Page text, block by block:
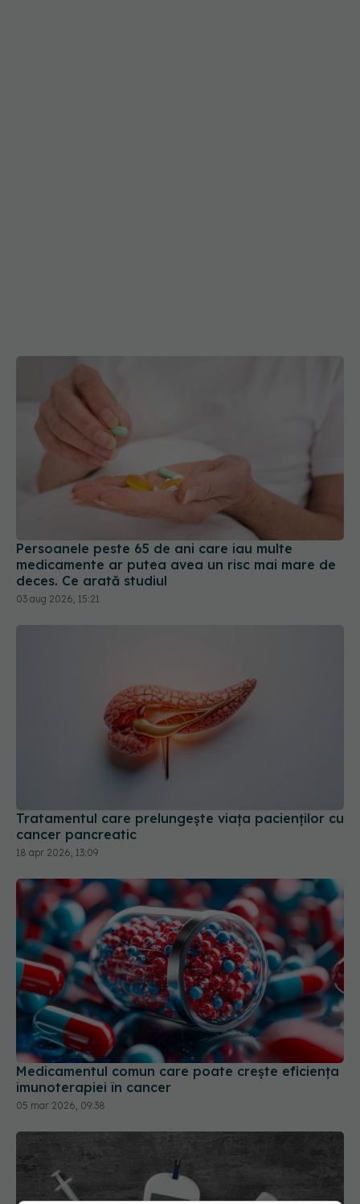
Persoanele peste 65 de ani care iau multe
medicamente ar putea avea un risc mai mare de
deces. Ce arată studiul
03 aug 2026, 15:21
Tratamentul care prelungește viața pacienților cu
cancer pancreatic
18 apr 2026, 13:09
Medicamentul comun care poate crește eficiența
imunoterapiei în cancer
05 mar 2026, 09:38